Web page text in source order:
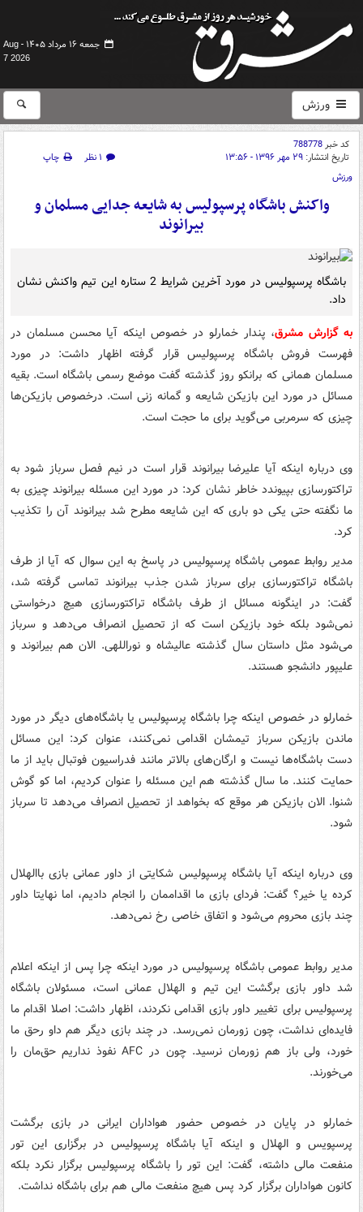
جمعه ۱۶ مرداد ۱۴۰۵ -
Aug
7 2026
ورزش
کد خبر788778
تاریخ انتشار: ۲۹ مهر ۱۳۹۶ - ۱۳:۵۶ ۱ نظر
چاپ
ورزش
واکنش باشگاه پرسپولیس به شایعه جدایی مسلمان و
بیرانوند
باشگاه پرسپولیس در مورد آخرین شرایط 2 ستاره این تیم واکنش نشان
داد.
به گزارش مشرق، پندار خمارلو در خصوص اینکه آیا محسن مسلمان در
فهرست فروش باشگاه پرسپولیس قرار گرفته اظهار داشت: در مورد
مسلمان همانی که برانکو روز گذشته گفت موضع رسمی باشگاه است. بقیه
مسائل در مورد این بازیکن شایعه و گمانه زنی است. درخصوص بازیکن‌ها
چیزی که سرمربی می‌گوید برای ما حجت است.
وی درباره اینکه آیا علیرضا بیرانوند قرار است در نیم فصل سرباز شود به
تراکتورسازی بپیوندد خاطر نشان کرد: در مورد این مسئله بیرانوند چیزی به
ما نگفته حتی یکی دو باری که این شایعه مطرح شد بیرانوند آن را تکذیب
کرد.
مدیر روابط عمومی باشگاه پرسپولیس در پاسخ به این سوال که آیا از طرف
باشگاه تراکتورسازی برای سرباز شدن جذب بیرانوند تماسی گرفته شد،
گفت: در اینگونه مسائل از طرف باشگاه تراکتورسازی هیچ درخواستی
نمی‌شود بلکه خود بازیکن است که از تحصیل انصراف می‌دهد و سرباز
می‌شود مثل داستان سال گذشته عالیشاه و نوراللهی. الان هم بیرانوند و
علیپور دانشجو هستند.
خمارلو در خصوص اینکه چرا باشگاه پرسپولیس یا باشگاه‌های دیگر در مورد
ماندن بازیکن سرباز تیمشان اقدامی نمی‌کنند، عنوان کرد: این مسائل
دست باشگاه‌ها نیست و ارگان‌های بالاتر مانند فدراسیون فوتبال باید از ما
حمایت کنند. ما سال گذشته هم این مسئله را عنوان کردیم، اما کو گوش
شنوا. الان بازیکن هر موقع که بخواهد از تحصیل انصراف می‌دهد تا سرباز
شود.
وی درباره اینکه آیا باشگاه پرسپولیس شکایتی از داور عمانی بازی باالهلال
کرده یا خیر؟ گفت: فردای بازی ما اقداممان را انجام دادیم، اما نهایتا داور
چند بازی محروم می‌شود و اتفاق خاصی رخ نمی‌دهد.
مدیر روابط عمومی باشگاه پرسپولیس در مورد اینکه چرا پس از اینکه اعلام
شد داور بازی برگشت این تیم و الهلال عمانی است، مسئولان باشگاه
پرسپولیس برای تغییر داور بازی اقدامی نکردند، اظهار داشت: اصلا اقدام ما
فایده‌ای نداشت، چون زورمان نمی‌رسد. در چند بازی دیگر هم داو رحق ما
خورد، ولی باز هم زورمان نرسید. چون در AFC نفوذ نداریم حق‌مان را
می‌خورند.
خمارلو در پایان در خصوص حضور هواداران ایرانی در بازی برگشت
پرسپویس و الهلال و اینکه آیا باشگاه پرسپولیس در برگزاری این تور
منفعت مالی داشته، گفت: این تور را باشگاه پرسپولیس برگزار نکرد بلکه
کانون هواداران برگزار کرد پس هیچ منفعت مالی هم برای باشگاه نداشت.